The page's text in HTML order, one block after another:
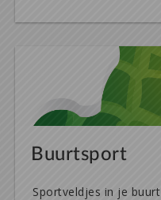
Buurtsport
Sportveldjes in je buurt